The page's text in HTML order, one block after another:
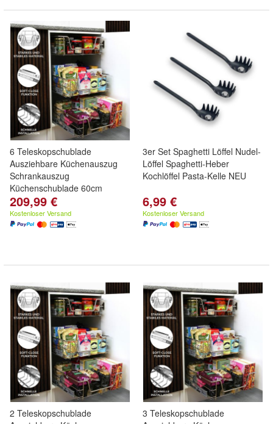
6 Teleskopschublade
Ausziehbare Küchenauszug
Schrankauszug
Küchenschublade 60cm
209,99 €
Kostenloser Versand
3er Set Spaghetti Löffel Nudel-
Löffel Spaghetti-Heber
Kochlöffel Pasta-Kelle NEU
6,99 €
Kostenloser Versand
2 Teleskopschublade
3 Teleskopschublade